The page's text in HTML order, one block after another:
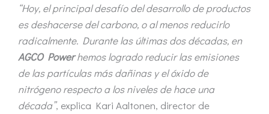
“Hoy, el principal desafío del desarrollo de productos
es deshacerse del carbono, o al menos reducirlo
radicalmente. Durante las últimas dos décadas, en
AGCO Powerhemos logrado reducir las emisiones
de las partículas más dañinas y el óxido de
nitrógeno respecto a los niveles de hace una
década”, explica Kari Aaltonen, director de